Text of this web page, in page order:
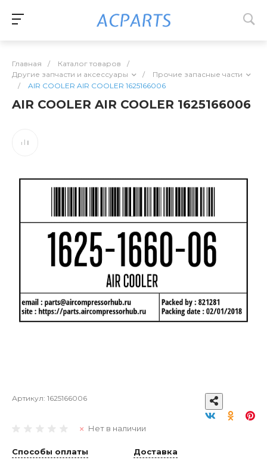
Главная / Каталог товаров
/
Другие запчасти и аксессуары
/
Прочие запасные части
/
AIR COOLER AIR COOLER 1625166006
AIR COOLER AIR COOLER 1625166006
Артикул: 1625166006
Нет в наличии
Способы оплаты Доставка